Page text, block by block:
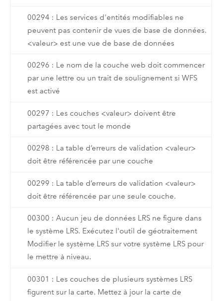
00294 : Les services d'entités modifiables ne
peuvent pas contenir de vues de base de données.
<valeur> est une vue de base de données
00296 : Le nom de la couche web doit commencer
par une lettre ou un trait de soulignement si WFS
est activé
00297 : Les couches <valeur> doivent être
partagées avec tout le monde
00298 : La table d’erreurs de validation <valeur>
doit être référencée par une couche
00299 : La table d’erreurs de validation <valeur>
doit être référencée par une seule couche.
00300 : Aucun jeu de données LRS ne figure dans
le système LRS. Exécutez l'outil de géotraitement
Modifier le système LRS sur votre système LRS pour
le mettre à niveau.
00301 : Les couches de plusieurs systèmes LRS
figurent sur la carte. Mettez à jour la carte de